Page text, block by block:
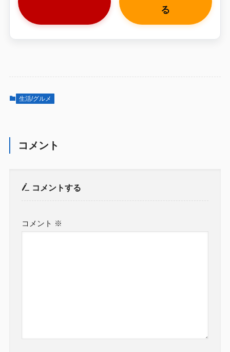
る
生活/グルメ
コメント
コメントする
コメント ※